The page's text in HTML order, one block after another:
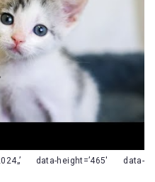
data-height=’465′ data-